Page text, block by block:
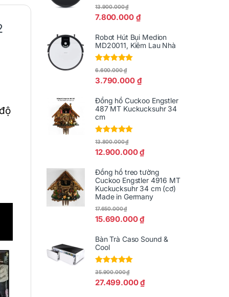
Được xếp
5
sao
7.800.000 ₫
13.900.000₫
Robot Hút Bụi Medion
MD20011, Kiêm Lau Nhà
Được xếp
5
sao
3.790.000 ₫
6.600.000₫
Đồng hồ Cuckoo Engstler
487 MT Kuckucksuhr 34
cm
Được xếp
5
sao
12.900.000₫
13.800.000₫
Đồng hồ treo tường
Cuckoo Engstler 4916 MT
Kuckucksuhr 34 cm (cơ)
Made in Germany
15.690.000₫
17.650.000₫
Bàn Trà Caso Sound &
Cool
Được xếp
5
sao
27.499.000₫
35.900.000₫